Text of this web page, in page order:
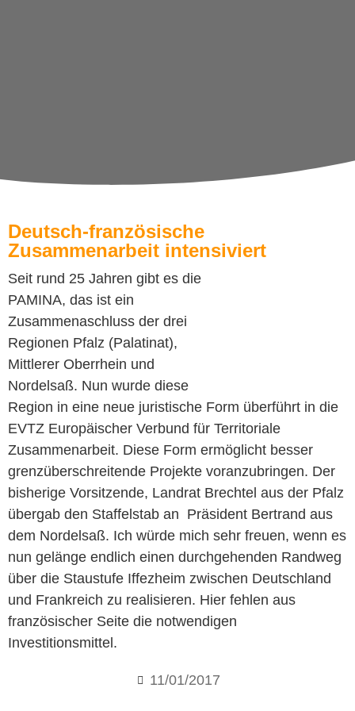
Deutsch-französische
Zusammenarbeit intensiviert
Seit rund 25 Jahren gibt es die
PAMINA, das ist ein
Zusammenaschluss der drei
Regionen Pfalz (Palatinat),
Mittlerer Oberrhein und
Nordelsaß. Nun wurde diese
Region in eine neue juristische Form überführt in die
EVTZ Europäischer Verbund für Territoriale
Zusammenarbeit. Diese Form ermöglicht besser
grenzüberschreitende Projekte voranzubringen. Der
bisherige Vorsitzende, Landrat Brechtel aus der Pfalz
übergab den Staffelstab an Präsident Bertrand aus
dem Nordelsaß. Ich würde mich sehr freuen, wenn es
nun gelänge endlich einen durchgehenden Randweg
über die Staustufe Iffezheim zwischen Deutschland
und Frankreich zu realisieren. Hier fehlen aus
französischer Seite die notwendigen
Investitionsmittel.
11/01/2017